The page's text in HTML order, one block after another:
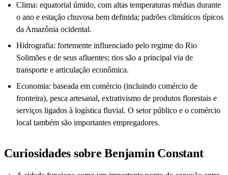
Clima: equatorial úmido, com altas temperaturas médias durante
o ano e estação chuvosa bem definida; padrões climáticos típicos
da Amazônia ocidental.
Hidrografia: fortemente influenciado pelo regime do Rio
Solimões e de seus afluentes; rios são a principal via de
transporte e articulação econômica.
Economia: baseada em comércio (incluindo comércio de
fronteira), pesca artesanal, extrativismo de produtos florestais e
serviços ligados à logística fluvial. O setor público e o comércio
local também são importantes empregadores.
Curiosidades sobre Benjamin Constant